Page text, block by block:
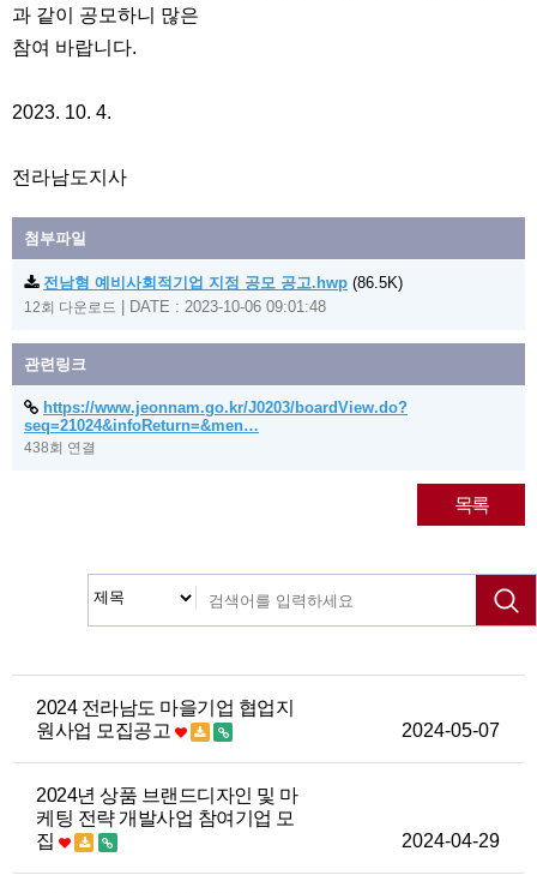
과 같이 공모하니 많은
참여 바랍니다.
2023. 10. 4.
전라남도지사
첨부파일
전남형 예비사회적기업 지정 공모 공고.hwp (86.5K)
12회 다운로드 DATE : 2023-10-06 09:01:48
관련링크
https://www.jeonnam.go.kr/J0203/boardView.do?
seq=21024&infoReturn=&men…
438회 연결
목록
2024 전라남도 마을기업 협업지
원사업 모집공고
2024-05-07
2024년 상품 브랜드디자인 및 마
케팅 전략 개발사업 참여기업 모
집
2024-04-29